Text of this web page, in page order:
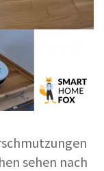
sehen nach